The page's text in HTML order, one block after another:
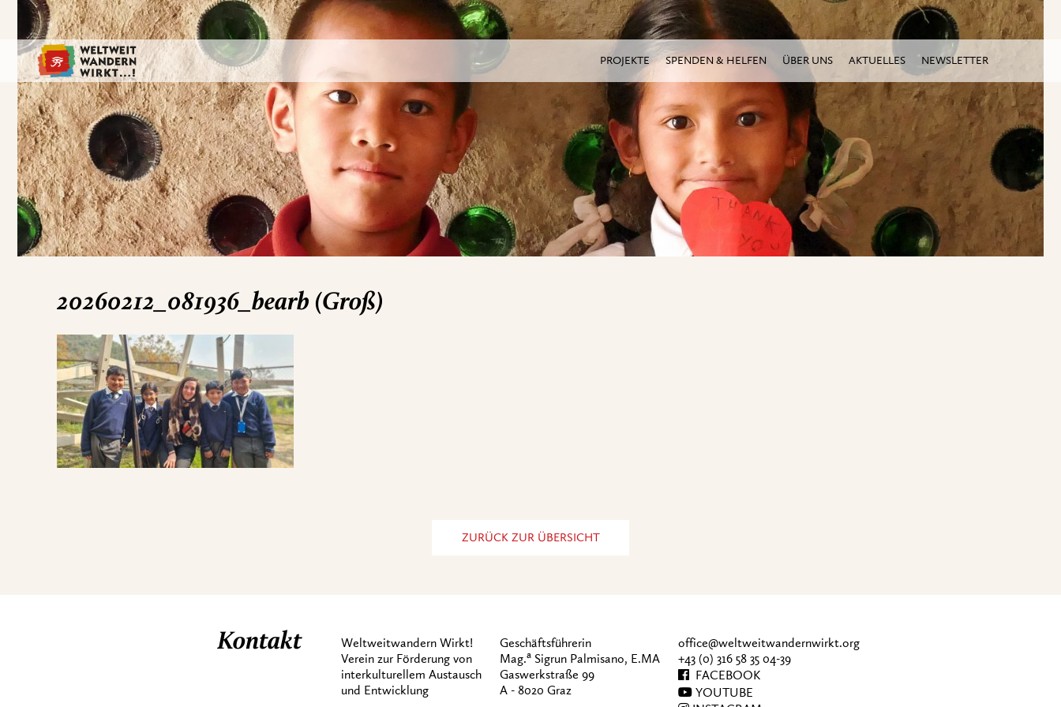
PROJEKTE SPENDEN & HELFEN ÜBER UNS AKTUELLES NEWSLETTER
20260212_081936_bearb (Groß)
ZURÜCK ZUR ÜBERSICHT
Kontakt
Weltweitwandern Wirkt!
Verein zur Förderung von
interkulturellem Austausch
und Entwicklung
Geschäftsführerin
Mag.a Sigrun Palmisano, E.MA
Gaswerkstraße 99
A - 8020 Graz
office@weltweitwandernwirkt.org
+43 (0) 316 58 35 04-39
FACEBOOK
YOUTUBE